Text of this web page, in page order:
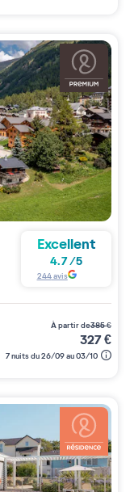
Excellent
4.7/5
244avis
à partir de385€
327€
7 nuits du 26/09 au 03/10